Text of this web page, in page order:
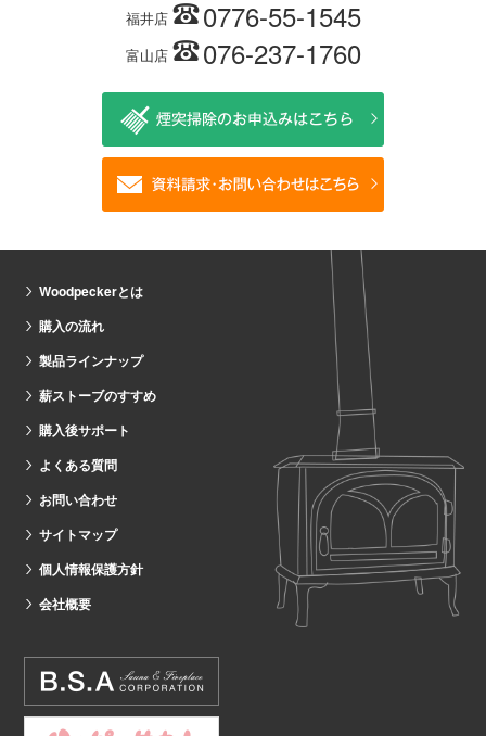
福井店 0776-55-1545
富山店 076-237-1760
Woodpeckerとは
購入の流れ
製品ラインナップ
薪ストーブのすすめ
購入後サポート
よくある質問
お問い合わせ
サイトマップ
個人情報保護方針
会社概要